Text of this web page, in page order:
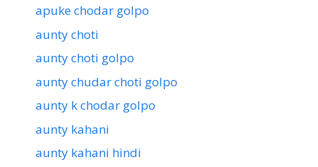
apuke chodar golpo
aunty choti
aunty choti golpo
aunty chudar choti golpo
aunty k chodar golpo
aunty kahani
aunty kahani hindi